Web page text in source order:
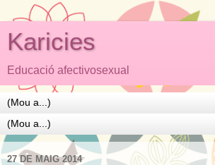
Karicies
Educació afectivosexual
27 DE MAIG 2014